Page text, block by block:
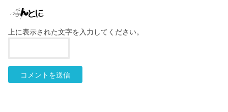
上に表示された文字を入力してください。